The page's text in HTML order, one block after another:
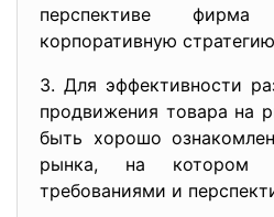
перспективе
корпоративную
3. Для эффективности
продвижения товара на
быть хорошо
рынка, на котором
требованиями и